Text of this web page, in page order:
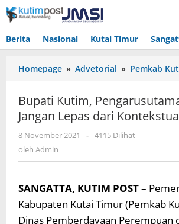
Lewati
ke
Berita Nasional Kutai Timur
Homepage » Advetorial » Pemkab
Bupati Kutim,
Jangan Lepas dari
8 November 2021
oleh
- 4115 Dilihat
oleh Admin
SANGATTA, KUTIM POST–
Kabupaten Kutai Timur (Pemkab
Dinas Pemberdayaan Perempuan